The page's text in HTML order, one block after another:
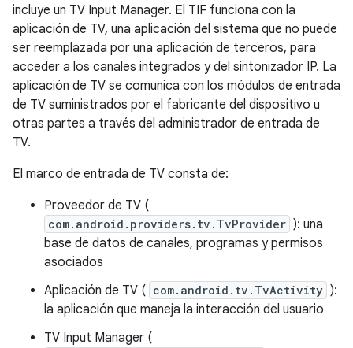
incluye un TV Input Manager. El TIF funciona con la
aplicación de TV, una aplicación del sistema que no puede
ser reemplazada por una aplicación de terceros, para
acceder a los canales integrados y del sintonizador IP. La
aplicación de TV se comunica con los módulos de entrada
de TV suministrados por el fabricante del dispositivo u
otras partes a través del administrador de entrada de
TV.
El marco de entrada de TV consta de:
Proveedor de TV (
com.android.providers.tv.TvProvider ): una
base de datos de canales, programas y permisos
asociados
Aplicación de TV ( com.android.tv.TvActivity ):
la aplicación que maneja la interacción del usuario
TV Input Manager (